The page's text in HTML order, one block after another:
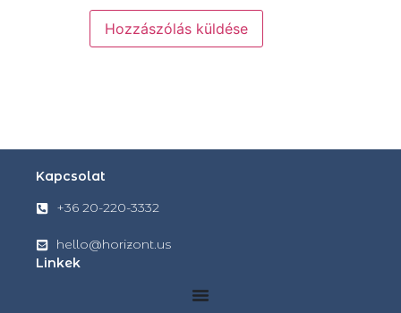
Kapcsolat
+36 20-220-3332
hello@horizont.us
Linkek